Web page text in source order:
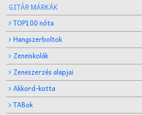
GITÁR MÁRKÁK
TOP100 nóta
Hangszerboltok
Zeneiskolák
Zeneszerzés alapjai
Akkord-kotta
TABok